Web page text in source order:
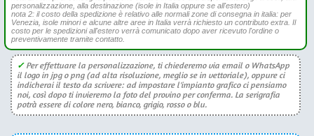
personalizzazione, alla destinazione (isole in Italia oppure se all'estero)
nota 2: il costo della spedizione è relativo alle normali zone di consegna in italia: per
Venezia, isole minori e alcune altre aree in Italia verrà richiesto un contributo extra. Il
costo per le spedizioni all'estero verrà comunicato dopo aver ricevuto l'ordine o
preventivamente tramite contatto.
✓Per effettuare la personalizzazione, ti chiederemo via email o WhatsApp
il logo in jpg o png (ad alta risoluzione, meglio se in vettoriale), oppure ci
indicherai il testo da scrivere: ad impostare l'impianto grafico ci pensiamo
noi, così dopo ti invieremo la foto del provino per conferma. La serigrafia
potrà essere di colore nero, bianco, grigio, rosso o blu.